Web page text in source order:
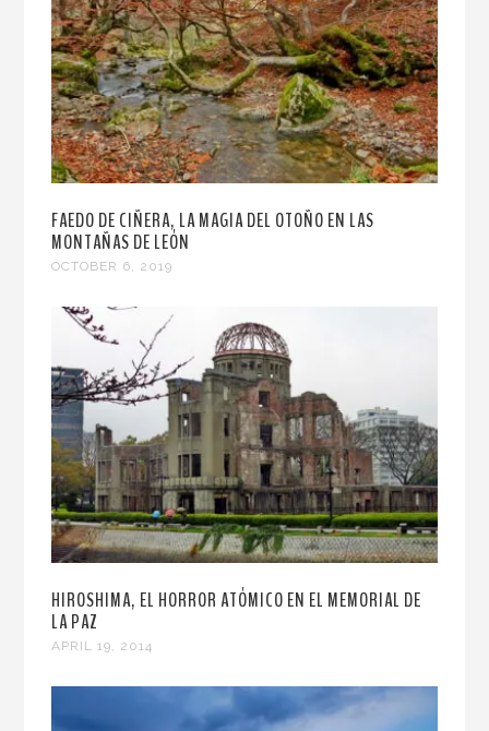
FAEDO DE CIÑERA, LA MAGIA DEL OTOÑO EN LAS
MONTAÑAS DE LEÓN
OCTOBER 6, 2019
HIROSHIMA, EL HORROR ATÓMICO EN EL MEMORIAL DE
LA PAZ
APRIL 19, 2014